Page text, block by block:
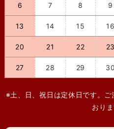
6 7 8 9
13 14 15 16
20 21 22 23
27 28 29 30
※土、日、祝日は定休日です。
おりま